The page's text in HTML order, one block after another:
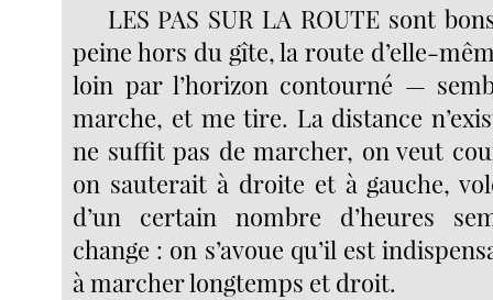
LES PAS SUR LA ROUTE sont
peine hors du gîte, la route d’elle-
loin par l’horizon contourné —
marche, et me tire. La distance
ne suffit pas de marcher, on veut
on sauterait à droite et à gauche,
d’un certain nombre d’heures
change : on s’avoue qu’il est
à marcher longtemps et droit.